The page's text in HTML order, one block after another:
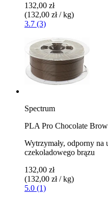
132,00 zł
(132,00 zł / kg)
3.7 (3)
Spectrum
PLA Pro Chocolate
Wytrzymały, odporny
czekoladowego brązu
132,00 zł
(132,00 zł / kg)
5.0 (1)